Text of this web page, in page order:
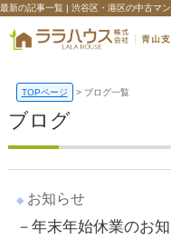
最新の記事一覧 | 渋谷区・港区の中古マ
TOPページ > ブログ一覧
ブログ
お知らせ
－年末年始休業のお